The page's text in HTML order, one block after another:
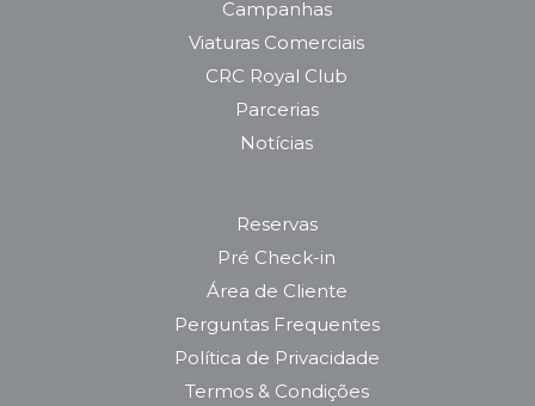
Campanhas
Viaturas Comerciais
CRC Royal Club
Parcerias
Notícias
Reservas
Pré Check-in
Área de Cliente
Perguntas Frequentes
Política de Privacidade
Termos & Condições